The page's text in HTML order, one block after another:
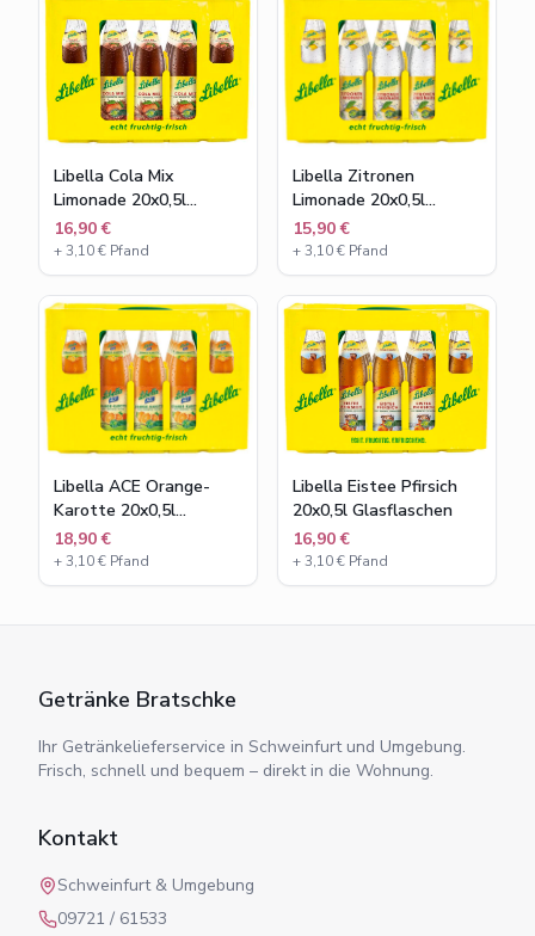
Libella Cola Mix
Limonade 20x0,5l
Glasflaschen
16,90 €
+3,10€ Pfand
Libella Zitronen
Limonade 20x0,5l
Glasflaschen
15,90 €
+3,10€ Pfand
Libella ACE Orange-
Karotte 20x0,5l
Glasflaschen
18,90 €
+3,10€ Pfand
Libella Eistee Pfirsich
20x0,5l Glasflaschen
16,90 €
+3,10€ Pfand
Getränke Bratschke
Ihr Getränkelieferservice in Schweinfurt und Umgebung.
Frisch, schnell und bequem – direkt in die Wohnung.
Kontakt
Schweinfurt & Umgebung
09721 / 61533